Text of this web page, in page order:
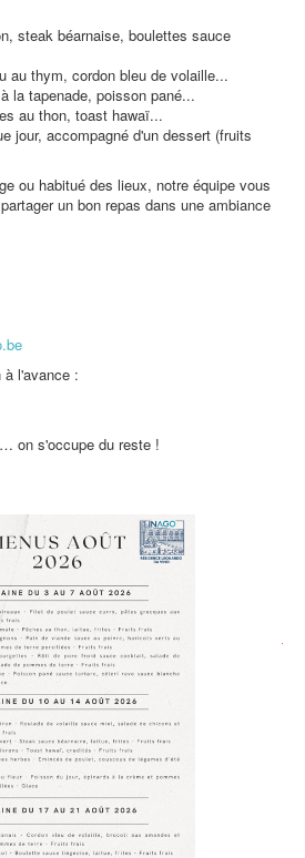
steak béarnaise, boulettes sauce
au thym, cordon bleu de volaille...
la tapenade, poisson pané...
au thon, toast hawaï...
jour, accompagné d'un dessert (fruits
ou habitué des lieux, notre équipe vous
un bon repas dans une ambiance
à l'avance :
on s'occupe du reste !